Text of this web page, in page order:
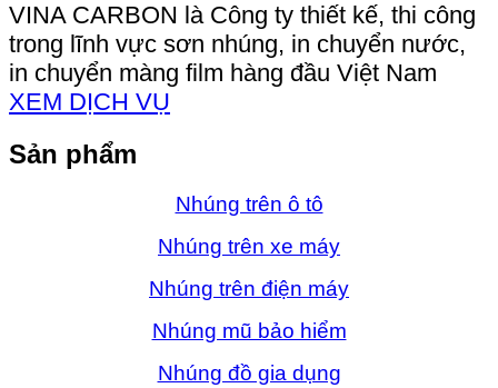
VINA CARBON là Công ty thiết kế, thi công
trong lĩnh vực sơn nhúng, in chuyển nước,
in chuyển màng film hàng đầu Việt Nam
XEM DỊCH VỤ
Sản phẩm
Nhúng trên ô tô
Nhúng trên xe máy
Nhúng trên điện máy
Nhúng mũ bảo hiểm
Nhúng đồ gia dụng